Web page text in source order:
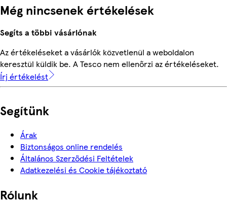
Még nincsenek értékelések
Segíts a többi vásárlónak
Az értékeléseket a vásárlók közvetlenül a weboldalon
keresztül küldik be. A Tesco nem ellenőrzi az értékeléseket.
Írj értékelést
Segítünk
Árak
Biztonságos online rendelés
Általános Szerződési Feltételek
Adatkezelési és Cookie tájékoztató
Rólunk